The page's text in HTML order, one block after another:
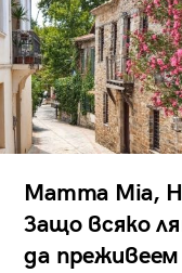
Mamma Mia,
Защо всяко
да